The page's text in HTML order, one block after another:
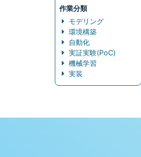
作業分類
モデリング
環境構築
自動化
実証実験(PoC)
機械学習
実装